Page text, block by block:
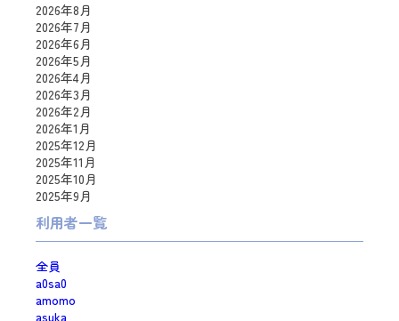
2026年8月
2026年7月
2026年6月
2026年5月
2026年4月
2026年3月
2026年2月
2026年1月
2025年12月
2025年11月
2025年10月
2025年9月
利用者一覧
全員
a0sa0
amomo
asuka